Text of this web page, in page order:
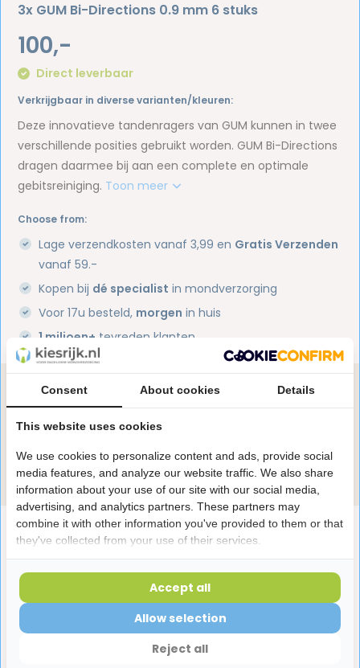
3x GUM Bi-Directions 0.9 mm 6 stuks
100,-
Direct leverbaar
Verkrijgbaar in diverse varianten/kleuren:
Deze innovatieve tandenragers van GUM kunnen in twee
verschillende posities gebruikt worden. GUM Bi-Directions
dragen daarmee bij aan een complete en optimale
gebitsreiniging. Toon meer
Choose from:
Lage verzendkosten vanaf 3,99 en Gratis Verzenden
vanaf 59.-
Kopen bij dé specialist in mondverzorging
Voor 17u besteld, morgen in huis
1 miljoen+ tevreden klanten
Productomschrijving
Reviews
Heb je een vraag over dit product?
in de chat of stuur een e-mail.
Stuur e-mail
Laatst bekeken producten
Consent About cookies Details
This website uses cookies
We use cookies to personalize content and ads, provide social
media features, and analyze our website traffic. We also share
information about your use of our site with our social media,
advertising, and analytics partners. These partners may
combine it with other information you've provided to them or that
they've collected from your use of their services.
Reject all
Allow selection
Accept all